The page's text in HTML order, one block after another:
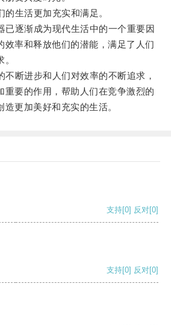
生活更加充实和满足。
逐渐成为现代生活中的一个重要因
效率和释放他们的潜能，满足了人们
断进步和人们对效率的不断追求，
重要的作用，帮助人们在竞争激烈的
更加美好和充实的生活。
支持[0] 反对[0]
支持[0] 反对[0]